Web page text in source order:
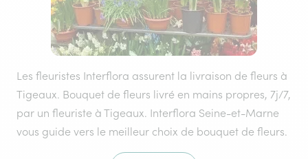
Les fleuristes Interflora assurent la livraison de fleurs à
Tigeaux. Bouquet de fleurs livré en mains propres, 7j/7,
par un fleuriste à Tigeaux. Interflora Seine-et-Marne
vous guide vers le meilleur choix de bouquet de fleurs.